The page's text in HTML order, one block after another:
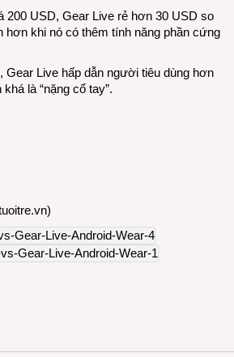
200 USD, Gear Live rẻ hơn 30 USD so
khi nó có thêm tính năng phần cứng
Live hấp dẫn người tiêu dùng hơn
là “nặng cổ tay”.
)